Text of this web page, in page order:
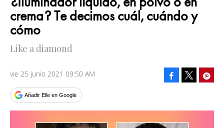
crema? Te decimos cuál, cuándo y
cómo
Like a diamond
vie 25 junio 2021 09:50 AM
Añadir Elle en Google
Facebook